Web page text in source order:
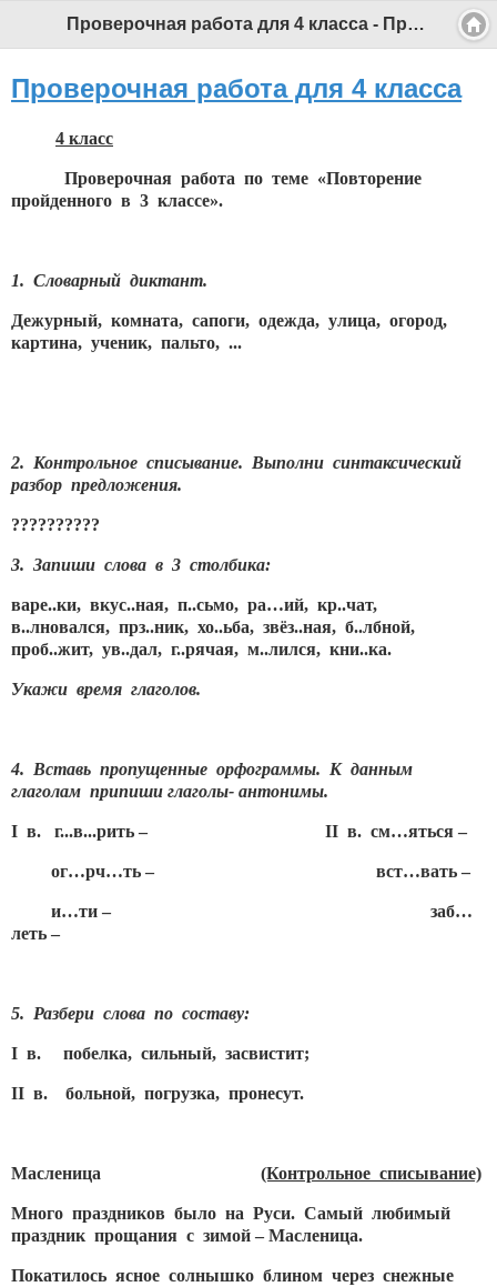
Проверочная работа для 4 класса - Профессиональный педагог
Проверочная работа для 4 класса
4 класс
Проверочная работа по теме «Повторение
пройденного в 3 классе».
1. Словарный диктант.
Дежурный, комната, сапоги, одежда, улица, огород,
картина, ученик, пальто, ...
2. Контрольное списывание. Выполни синтаксический
разбор предложения.
??????????
3. Запиши слова в 3 столбика:
варе..ки, вкус..ная, п..сьмо, ра…ий, кр..чат,
в..лновался, прз..ник, хо..ьба, звёз..ная, б..лбной,
проб..жит, ув..дал, г..рячая, м..лился, кни..ка.
Укажи время глаголов.
4. Вставь пропущенные орфограммы. К данным
глаголам припиши глаголы- антонимы.
I в. г...в...рить – II в. см…яться –
ог…рч…ть – вст…вать –
и…ти – заб…
леть –
5. Разбери слова по составу:
I в. побелка, сильный, засвистит;
II в. больной, погрузка, пронесут.
Масленица (Контрольное списывание)
Много праздников было на Руси. Самый любимый
праздник прощания с зимой – Масленица.
Покатилось ясное солнышко блином через снежные